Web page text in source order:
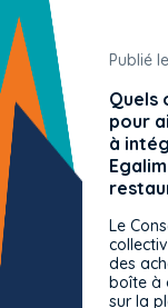
Publié
Quels
pour
à
Le
des
boîte à
sur la